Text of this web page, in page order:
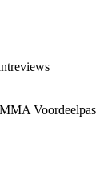
Voordeelpas